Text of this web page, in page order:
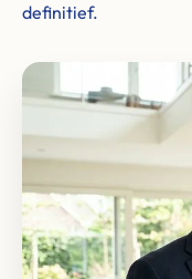
definitief.